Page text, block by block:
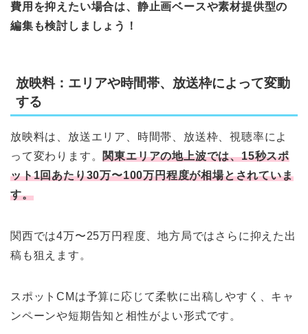
費用を抑えたい場合は、静止画ベースや素材提供型の
編集も検討しましょう！
放映料：エリアや時間帯、放送枠によって変動
する
放映料は、放送エリア、時間帯、放送枠、視聴率によ
って変わります。関東エリアの地上波では、15秒スポ
ット1回あたり30万〜100万円程度が相場とされていま
す。
関西では4万〜25万円程度、地方局ではさらに抑えた出
稿も狙えます。
スポットCMは予算に応じて柔軟に出稿しやすく、キャ
ンペーンや短期告知と相性がよい形式です。